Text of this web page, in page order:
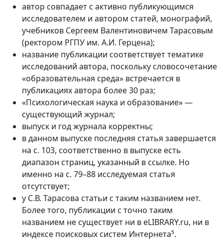
автор совпадает с активно публикующимся
исследователем и автором статей, монографий,
учебников Сергеем Валентиновичем Тарасовым
(ректором РГПУ им. А.И. Герцена);
название публикации соответствует тематике
исследований автора, поскольку словосочетание
«образовательная среда» встречается в
публикациях автора более 30 раз;
«Психологическая наука и образование» —
существующий журнал;
выпуск и год журнала корректны;
в данном выпуске последняя статья завершается
на с. 103, соответственно в выпуске есть
диапазон страниц, указанный в ссылке. Но
именно на с. 79–88 исследуемая статья
отсутствует;
у С.В. Тарасова статьи с таким названием нет.
Более того, публикации с точно таким
названием не существует ни в eLIBRARY.ru, ни в
индексе поисковых систем Интернета⁵.